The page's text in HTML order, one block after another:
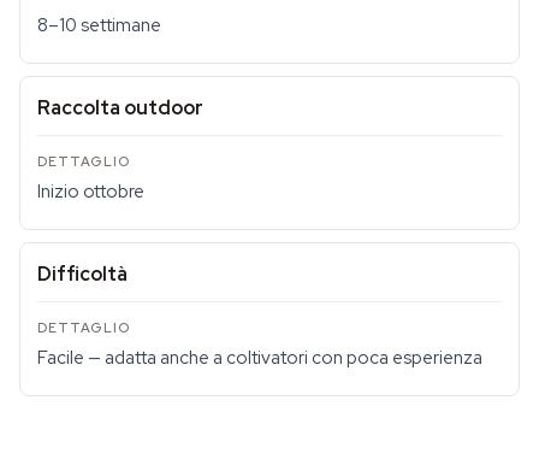
8–10 settimane
Raccolta outdoor
Inizio ottobre
Difficoltà
Facile — adatta anche a coltivatori con poca esperienza